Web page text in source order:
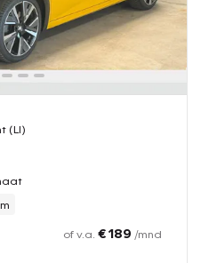
(LI)
of v.a. € 189 /mnd